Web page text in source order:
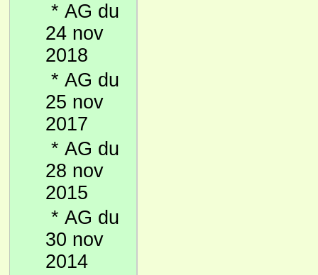
* AG du
24 nov
2018
* AG du
25 nov
2017
* AG du
28 nov
2015
* AG du
30 nov
2014